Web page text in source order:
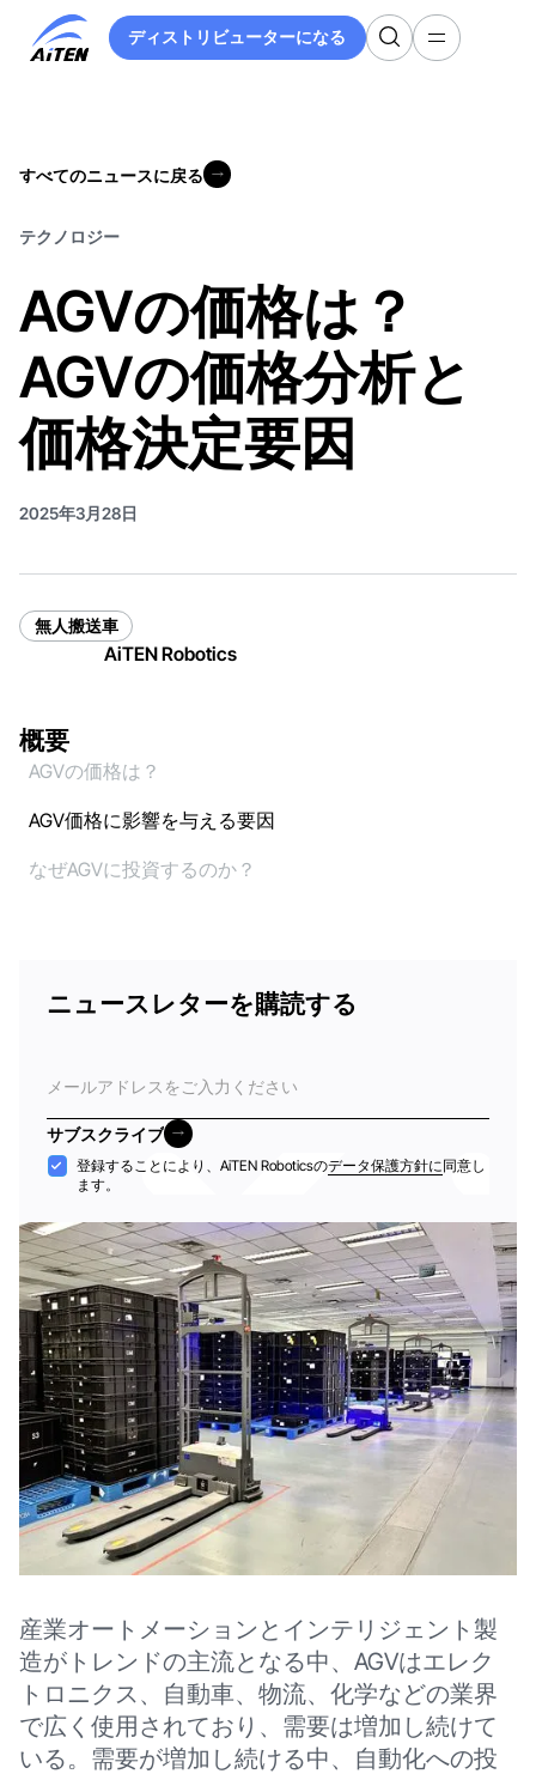
ディストリビューターになる
ディストリビューターになる
すべてのニュースに戻る
テクノロジー
AGVの価格は？
AGVの価格分析と
価格決定要因
2025年3月28日
無人搬送車
AiTEN Robotics
概要
AGVの価格は？
AGV価格に影響を与える要因
なぜAGVに投資するのか？
ニュースレターを購読する
子
メ
ー
ル
サブスクライブ
サブスクライブ
受
れ
登録することにより、AiTEN Roboticsのデータ保護方針に同意し
ます。
産業オートメーションとインテリジェント製
造がトレンドの主流となる中、AGVはエレク
トロニクス、自動車、物流、化学などの業界
で広く使用されており、需要は増加し続けて
いる。需要が増加し続ける中、自動化への投